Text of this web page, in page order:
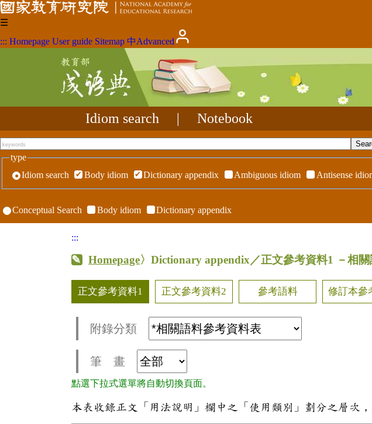
☰
::: Homepage User guide Sitemap 中Advanced
Idiom search Notebook
type
Idiom search
Body idiom Dictionary appendix Ambiguous idiom Antisense
Conceptual Search Body idiom Dictionary appendix
:::
Homepage〉Dictionary appendix／正文參考資料1 －相
正文參考資料1 正文參考資料2 參考語料 修訂本參
附錄分類
筆 畫
點選下拉式選單將自動切換頁面。
本表收錄正文「用法說明」欄中之「使用類別」劃分之層次